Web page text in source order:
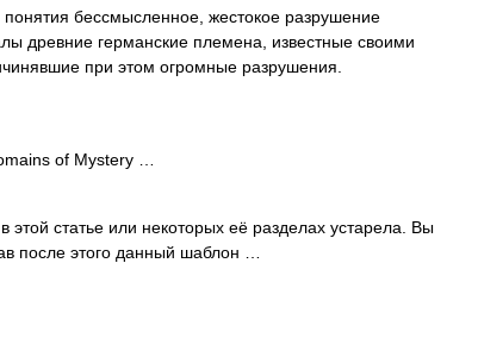
бессмысленное, жестокое разрушение
древние германские племена, известные своими
при этом огромные разрушения.
of Mystery …
статье или некоторых её разделах устарела. Вы
после этого данный шаблон …